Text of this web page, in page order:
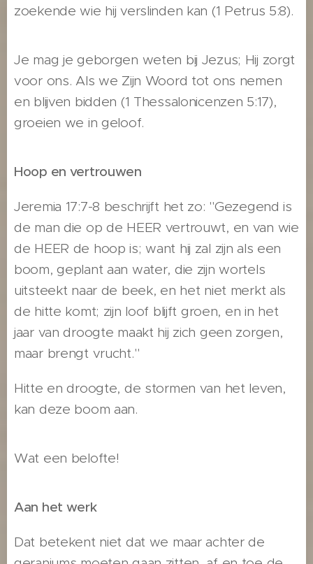
zoekende wie hij verslinden kan (1 Petrus 5:8).
Je mag je geborgen weten bij Jezus; Hij zorgt
voor ons. Als we Zijn Woord tot ons nemen
en blijven bidden (1 Thessalonicenzen 5:17),
groeien we in geloof.
Hoop en vertrouwen
Jeremia 17:7-8 beschrijft het zo: "Gezegend is
de man die op de HEER vertrouwt, en van wie
de HEER de hoop is; want hij zal zijn als een
boom, geplant aan water, die zijn wortels
uitsteekt naar de beek, en het niet merkt als
de hitte komt; zijn loof blijft groen, en in het
jaar van droogte maakt hij zich geen zorgen,
maar brengt vrucht."
Hitte en droogte, de stormen van het leven,
kan deze boom aan.
Wat een belofte!
Aan het werk
Dat betekent niet dat we maar achter de